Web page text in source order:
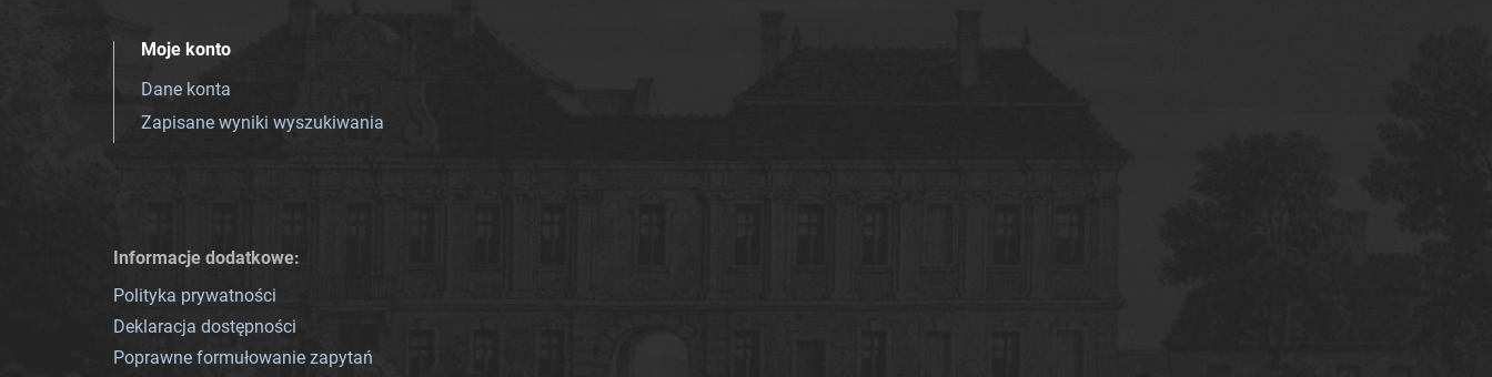
Moje konto
Dane konta
Zapisane wyniki wyszukiwania
Informacje dodatkowe:
Polityka prywatności
Deklaracja dostępności
Poprawne formułowanie zapytań